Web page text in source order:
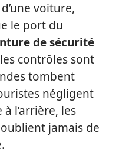
voiture,
le port du
de sécurité
contrôles sont
tombent
négligent
l’arrière, les
jamais de